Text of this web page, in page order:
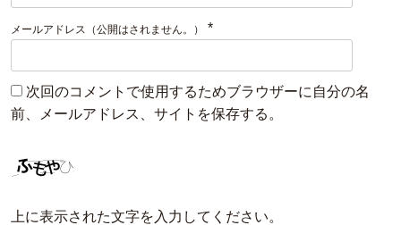
メールアドレス（公開はされません。） *
次回のコメントで使用するためブラウザーに自分の名
前、メールアドレス、サイトを保存する。
上に表示された文字を入力してください。